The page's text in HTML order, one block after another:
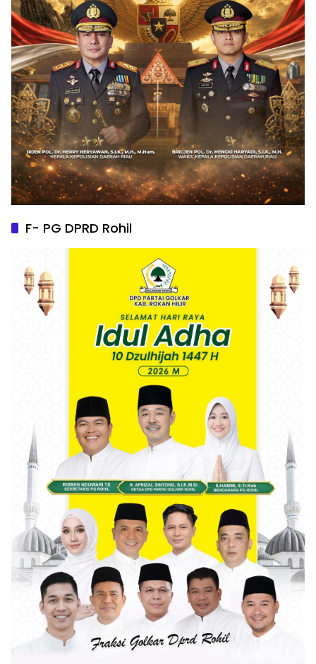
F- PG DPRD Rohil